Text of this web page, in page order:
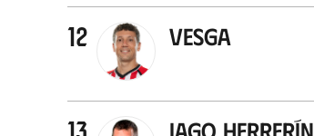
12 Vesga
13 Iago Herrerín